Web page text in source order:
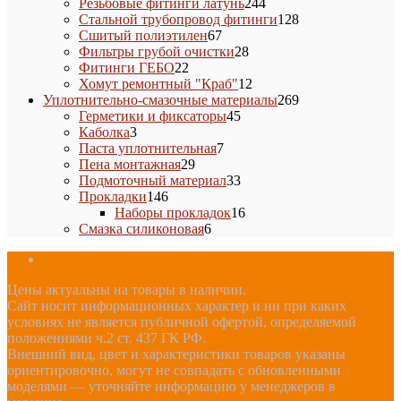
Резьбовые фитинги латунь244
товара
Стальной трубопровод фитинги128128
Сшитый полиэтилен6767
товаров
Фильтры грубой очистки2828
Фитинги ГЕБО22
товара
Хомут ремонтный "Краб"12
товаров
Уплотнительно-смазочные материалы269269
Герметики и фиксаторы4545
Каболка33
товара
Паста уплотнительная77
Пена монтажная2929
товаров
Подмоточный материал3333
Прокладки146146
товаров
Наборы прокладок1616
Смазка силиконовая66
Цены актуальны на товары в наличии.
Сайт носит информационных характер и ни при каких
условиях не является публичной офертой, определяемой
положениями ч.2 ст. 437 ГК РФ.
Внешний вид, цвет и характеристики товаров указаны
ориентировочно, могут не совпадать с обновленными
моделями — уточняйте информацию у менеджеров в